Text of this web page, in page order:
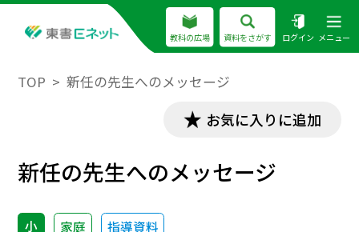
教科の広場 資料をさがす ログイン メニュー
TOP 新任の先生へのメッセージ
お気に入りに追加
新任の先生へのメッセージ
小 家庭 指導資料